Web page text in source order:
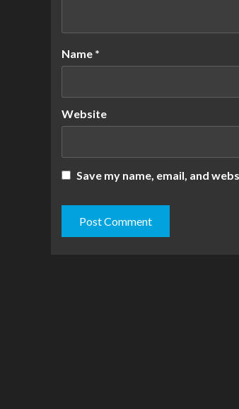
Name *
Website
Save my name, email, and